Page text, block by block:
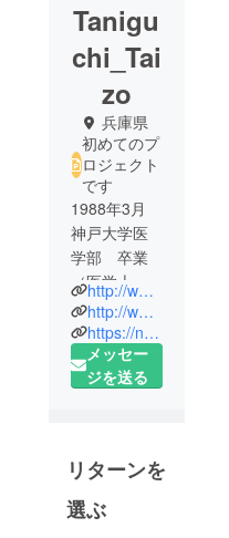
Tanigu
chi_Tai
zo
兵庫県
初めてのプ
ロジェクト
です
1988年3月
神戸大学医
学部 卒業
（医学士）
1995年3月
神戸大学
大学院 医
学研究科
1988年4月
神戸大学医
学部付属病
http://www.pharmacrea.com/
http://www.pharmacrea.com/t_s/
https://nrid.nii.ac.jp/ja/nrid/1000070346253/
メッセー
ジを送る
リターンを
選ぶ